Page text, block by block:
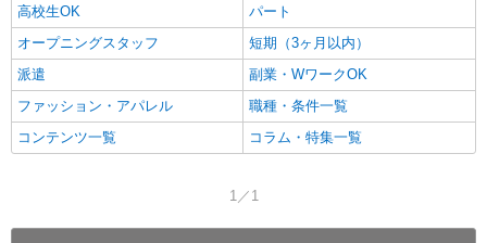
高校生OK
パート
オープニングスタッフ
短期（3ヶ月以内）
派遣
副業・WワークOK
ファッション・アパレル
職種・条件一覧
コンテンツ一覧
コラム・特集一覧
1／1